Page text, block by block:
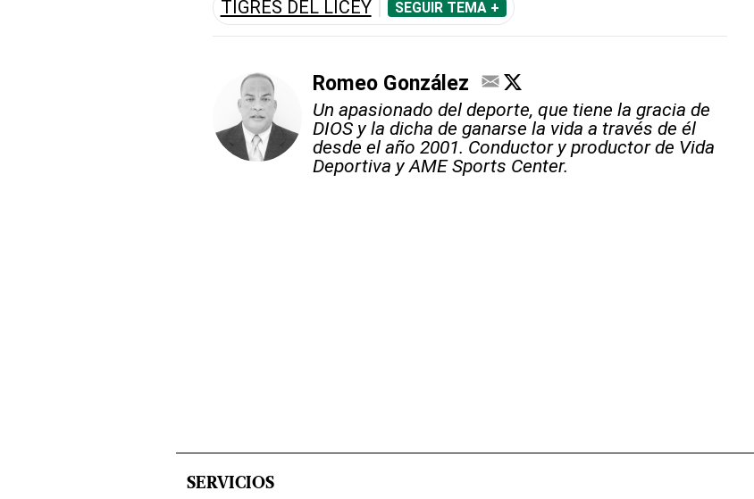
TIGRES DEL LICEY SEGUIR TEMA +
Romeo González
Un apasionado del deporte, que tiene la gracia de
DIOS y la dicha de ganarse la vida a través de él
desde el año 2001. Conductor y productor de Vida
Deportiva y AME Sports Center.
SERVICIOS